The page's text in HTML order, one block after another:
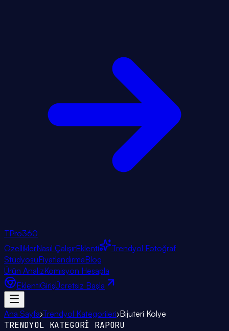
TPro360
ÖzelliklerNasıl ÇalışırEklenti
Trendyol Fotoğraf
StüdyosuFiyatlandırmaBlog
Ürün AnalizKomisyon Hesapla
EklentiGirişÜcretsiz Başla
Ana Sayfa›Trendyol Kategorileri›Bijuteri Kolye
TRENDYOL KATEGORİ RAPORU